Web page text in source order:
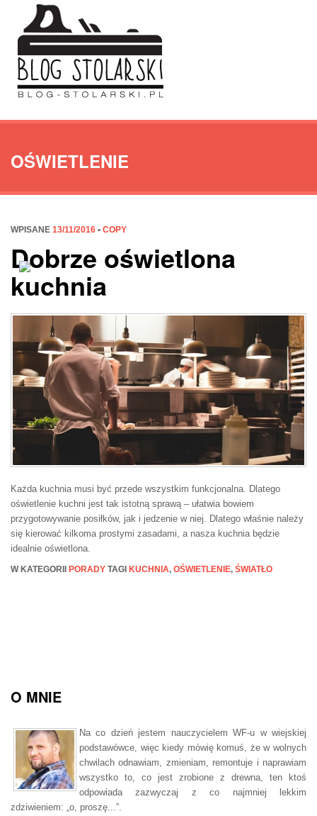
OŚWIETLENIE
WPISANE 13/11/2016 • COPY
Dobrze oświetlona
kuchnia
Każda kuchnia musi być przede wszystkim funkcjonalna. Dlatego
oświetlenie kuchni jest tak istotną sprawą – ułatwia bowiem
przygotowywanie posiłków, jak i jedzenie w niej. Dlatego właśnie należy
się kierować kilkoma prostymi zasadami, a nasza kuchnia będzie
idealnie oświetlona.
W KATEGORII PORADY TAGI KUCHNIA, OŚWIETLENIE, ŚWIATŁO
O MNIE
Na co dzień jestem nauczycielem WF-u w wiejskiej
podstawówce, więc kiedy mówię komuś, że w wolnych
chwilach odnawiam, zmieniam, remontuje i naprawiam
wszystko to, co jest zrobione z drewna, ten ktoś
odpowiada zazwyczaj z co najmniej lekkim
zdziwieniem: „o, proszę...”.